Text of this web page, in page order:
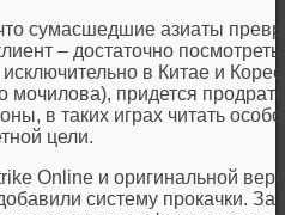
сумасшедшие азиаты
– достаточно
исключительно в Китае и
мочилова), придется
в таких играх читать
цели.
Online и оригинальной
систему прокачки.